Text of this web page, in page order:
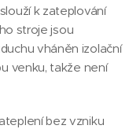
k zateplování
stroje jsou
vháněn izolační
venku, takže není
bez vzniku